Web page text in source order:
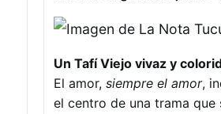
Un Tafí Viejo vivaz y
El amor, siempre el amor,
el centro de una trama